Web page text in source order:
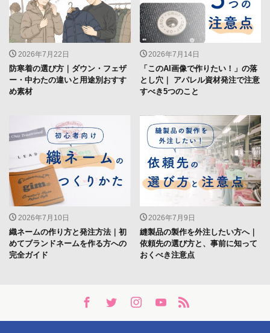
2026年7月22日
防寒着の選び方｜ダウン・フェザ
ー・中わたの違いと用途別おすす
め素材
2026年7月14日
「このAI画像で作りたい！」の落
とし穴｜ アパレル資材発注で注意
すべき5つのこと
2026年7月10日
織ネームの作り方と発注方法｜初
めてブランドネームを作る方への
完全ガイド
2026年7月9日
縫製品の製作を外注したい方へ｜
依頼先の選び方と、事前に知って
おくべき注意点